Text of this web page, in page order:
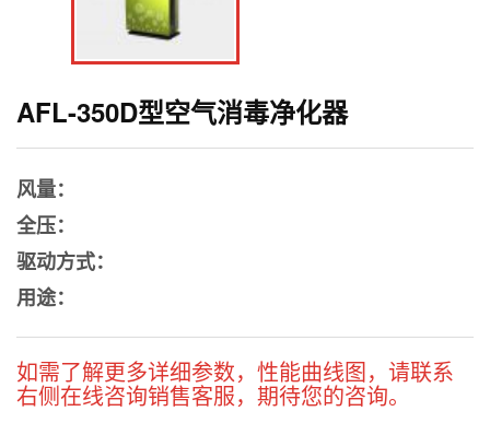
AFL-350D型空气消毒净化器
风量：
全压：
驱动方式：
用途：
如需了解更多详细参数，性能曲线图，请联系
右侧在线咨询销售客服，期待您的咨询。